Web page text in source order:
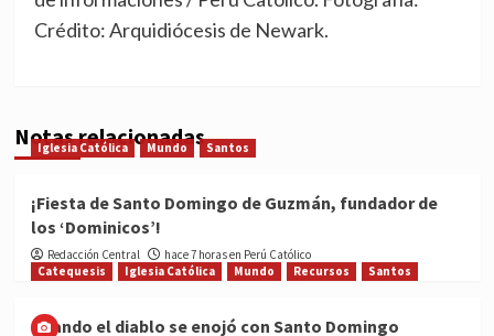
Crédito: Arquidiócesis de Newark.
Notas relacionadas
Iglesia Católica Mundo Santos
¡Fiesta de Santo Domingo de Guzmán, fundador de
los ‘Dominicos’!
Redacción Central
hace 7 horas en Perú Católico
Catequesis
Iglesia Católica Mundo Recursos Santos
Cuando el diablo se enojó con Santo Domingo